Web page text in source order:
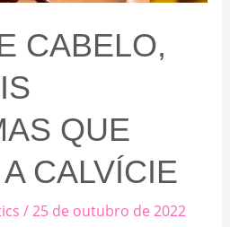
CABELO,
QUE
CALVÍCIE
/ 25 de outubro de 2022